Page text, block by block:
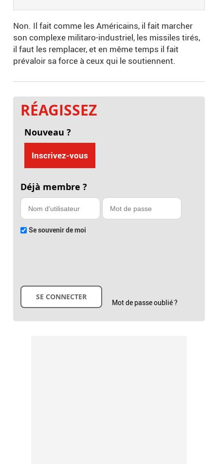
Non. Il fait comme les Américains, il fait marcher
son complexe militaro-industriel, les missiles tirés,
il faut les remplacer, et en même temps il fait
prévaloir sa force à ceux qui le soutiennent.
RÉAGISSEZ
Nouveau ?
Inscrivez-vous
Déjà membre ?
Se souvenir de moi
Mot de passe oublié ?